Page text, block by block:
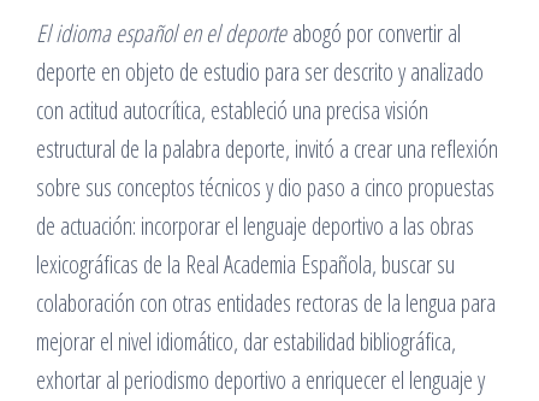
El idioma español en el deporteabogó por convertir al
deporte en objeto de estudio para ser descrito y analizado
con actitud autocrítica, estableció una precisa visión
estructural de la palabra deporte, invitó a crear una reflexión
sobre sus conceptos técnicos y dio paso a cinco propuestas
de actuación: incorporar el lenguaje deportivo a las obras
lexicográficas de la Real Academia Española, buscar su
colaboración con otras entidades rectoras de la lengua para
mejorar el nivel idiomático, dar estabilidad bibliográfica,
exhortar al periodismo deportivo a enriquecer el lenguaje y